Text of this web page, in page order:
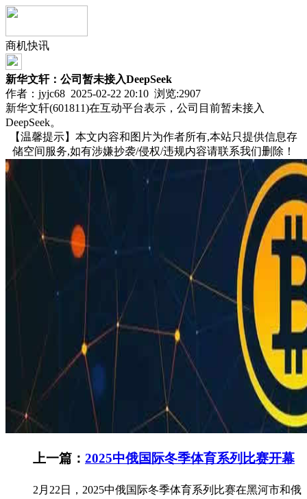
商机快讯
新华文轩：公司暂未接入DeepSeek
作者：jyjc68 2025-02-22 20:10 浏览:2907
新华文轩(601811)在互动平台表示，公司目前暂未接入
DeepSeek。
【温馨提示】本文内容和图片为作者所有,本站只提供信息存
储空间服务,如有涉嫌抄袭/侵权/违规内容请联系我们删除！
上一篇： 2025中俄国际冬季体育系列比赛开幕
2月22日，2025中俄国际冬季体育系列比赛在黑河市和俄